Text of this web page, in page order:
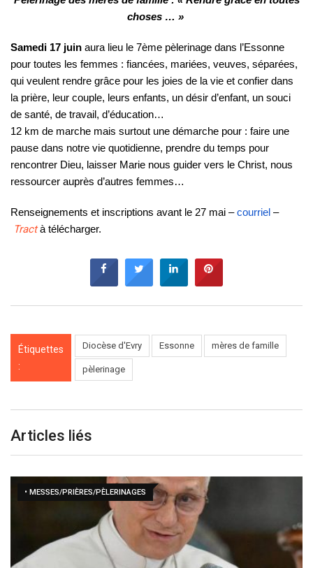
choses … »
Samedi 17 juin aura lieu le 7ème pèlerinage dans l’Essonne
pour toutes les femmes : fiancées, mariées, veuves, séparées,
qui veulent rendre grâce pour les joies de la vie et confier dans
la prière, leur couple, leurs enfants, un désir d’enfant, un souci
de santé, de travail, d’éducation…
12 km de marche mais surtout une démarche pour : faire une
pause dans notre vie quotidienne, prendre du temps pour
rencontrer Dieu, laisser Marie nous guider vers le Christ, nous
ressourcer auprès d’autres femmes…
Renseignements et inscriptions avant le 27 mai –courriel –
Tractà télécharger.
Étiquettes
:
Diocèse d'Evry Essonne mères de famille
pèlerinage
Articles liés
• MESSES/PRIÈRES/PÈLERINAGES